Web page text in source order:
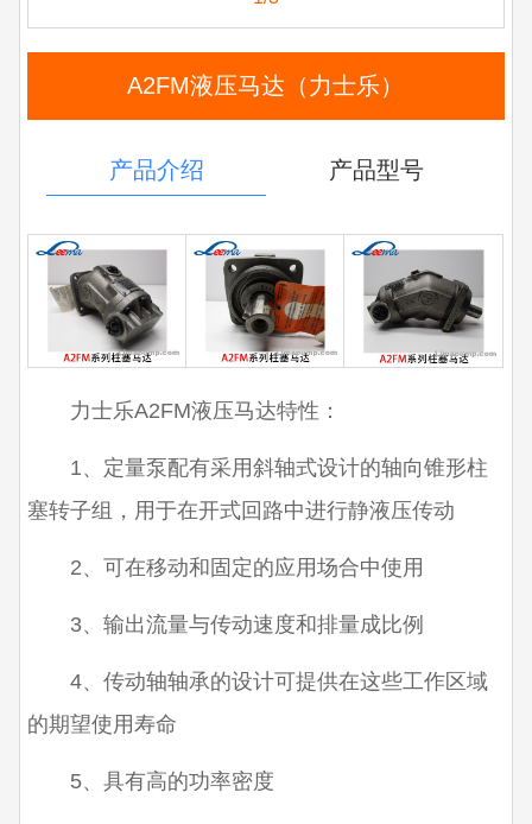
A2FM液压马达（力士乐）
产品介绍 产品型号
力士乐A2FM液压马达特性：
1、定量泵配有采用斜轴式设计的轴向锥形柱
塞转子组，用于在开式回路中进行静液压传动
2、可在移动和固定的应用场合中使用
3、输出流量与传动速度和排量成比例
4、传动轴轴承的设计可提供在这些工作区域
的期望使用寿命
5、具有高的功率密度